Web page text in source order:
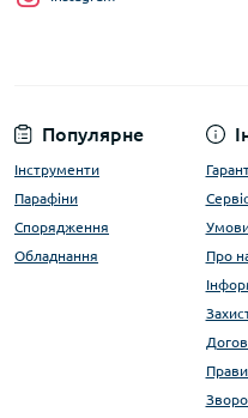
Популярне
Інструменти
Парафіни
Спорядження
Обладнання
Про